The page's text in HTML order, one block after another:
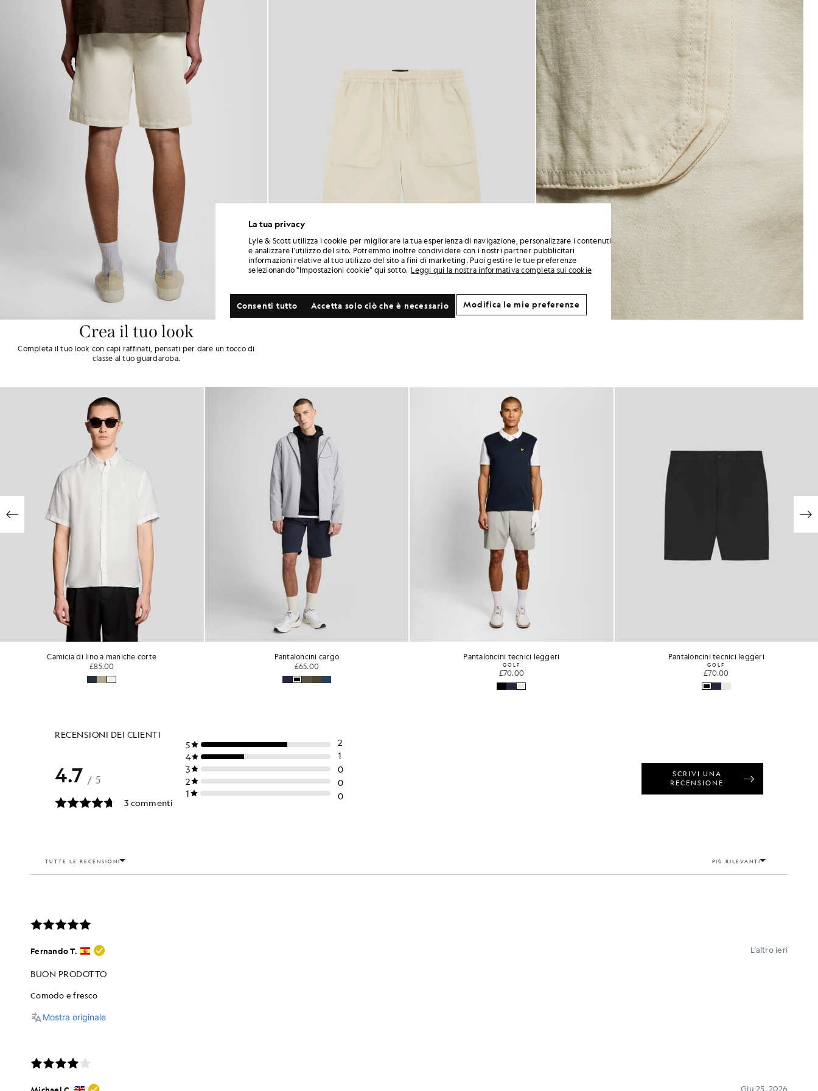
Crea il tuo look
Completa il tuo look con capi raffinati, pensati per dare un tocco di
classe al tuo guardaroba.
Pantaloncini cargo
£65.00
Pantaloncini tecnici leggeri
GOLF
Pantaloncini tecnici leggeri
GOLF
£70.00
Giacca utility con cappuccio cerata
£160.00
La tua privacy
Lyle & Scott utilizza i cookie per migliorare la tua esperienza di navigazione, personalizzare i contenuti
e analizzare l'utilizzo del sito. Potremmo inoltre condividere con i nostri partner pubblicitari
informazioni relative al tuo utilizzo del sito a fini di marketing. Puoi gestire le tue preferenze
selezionando "Impostazioni cookie" qui sotto. Leggi qui la nostra informativa completa sui cookie
Accetta solo ciò che è necessario
Consenti tutto Modifica le mie preferenze